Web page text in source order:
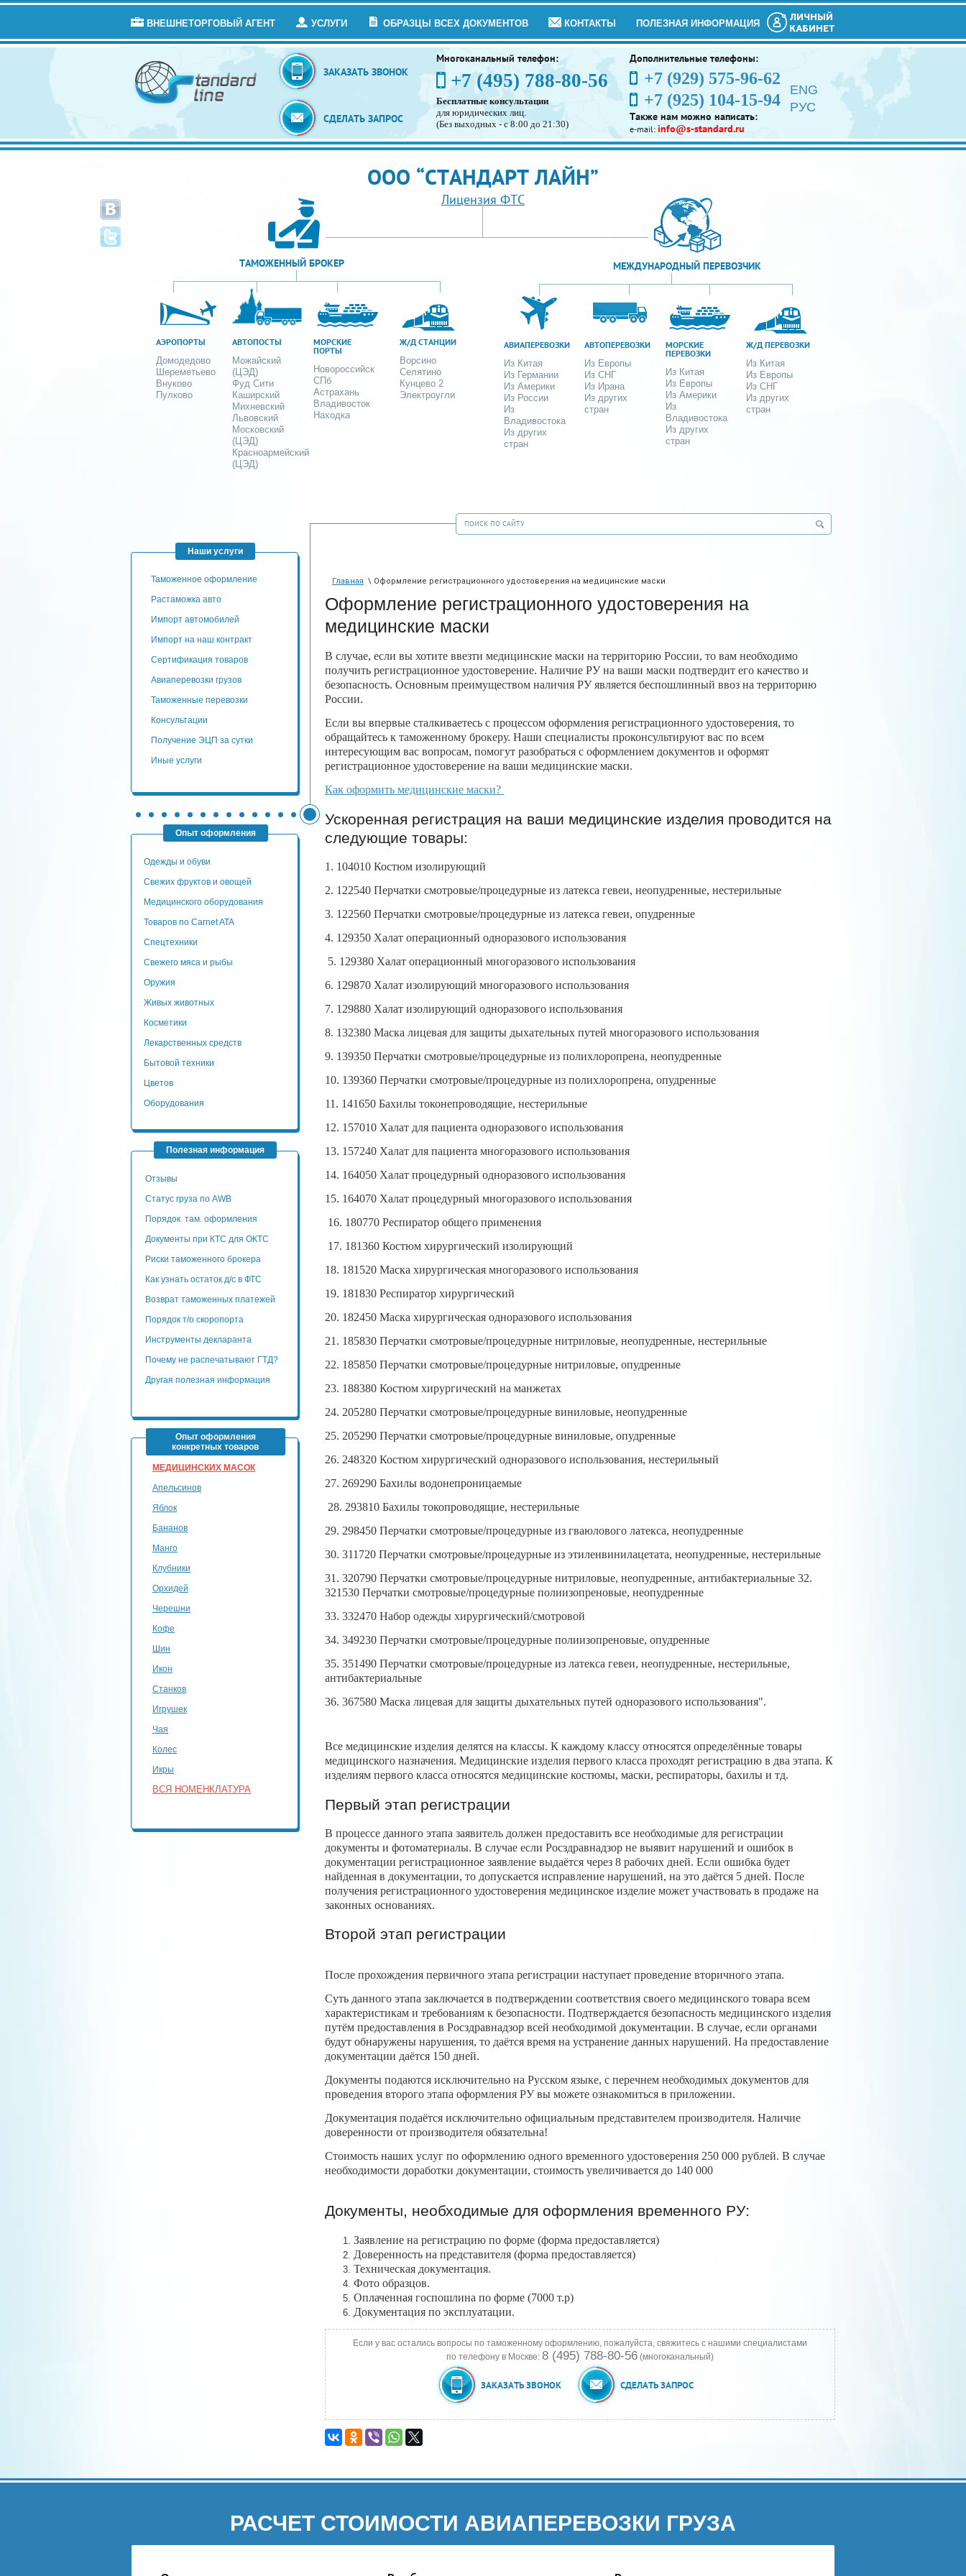
ВНЕШНЕТОРГОВЫЙ АГЕНТ УСЛУГИ ОБРАЗЦЫ ВСЕХ ДОКУМЕНТОВ КОНТАКТЫ ПОЛЕЗНАЯ ИНФОРМАЦИЯ
ЛИЧНЫЙ
КАБИНЕТ
ЗАКАЗАТЬ ЗВОНОК
СДЕЛАТЬ ЗАПРОС
Многоканальный телефон:
+7 (495) 788-80-56
Бесплатные консультации
для юридических лиц.
(Без выходных - с 8:00 до 21:30)
Дополнительные телефоны:
+7 (929) 575-96-62
+7 (925) 104-15-94
Также нам можно написать:
e-mail: info@s-standard.ru
ENG
РУС
ООО “СТАНДАРТ ЛАЙН”
Лицензия ФТС
ТАМОЖЕННЫЙ БРОКЕР
АЭРОПОРТЫ
Домодедово
Шереметьево
Внуково
Пулково
АВТОПОСТЫ
Можайский
(ЦЭД)
Фуд Сити
Каширский
Михневский
Львовский
Московский
(ЦЭД)
Красноармейский
(ЦЭД)
МОРСКИЕ
ПОРТЫ
Новороссийск
СПб
Астрахань
Владивосток
Находка
Ж/Д СТАНЦИИ
Ворсино
Селятино
Кунцево 2
Электроугли
МЕЖДУНАРОДНЫЙ ПЕРЕВОЗЧИК
АВИАПЕРЕВОЗКИ
Из Китая
Из Германии
Из Америки
Из России
Из
Владивостока
Из других
стран
АВТОПЕРЕВОЗКИ
Из Европы
Из СНГ
Из Ирана
Из других
стран
МОРСКИЕ
ПЕРЕВОЗКИ
Из Китая
Из Европы
Из Америки
Из
Владивостока
Из других
стран
Ж/Д ПЕРЕВОЗКИ
Из Китая
Из Европы
Из СНГ
Из других
стран
Наши услуги
таможенное оформление
Растаможка авто
Импорт автомобилей
импорт на наш контракт
сертификация товаров
авиаперевозки грузов
таможенные перевозки
консультации
Получение ЭЦП за сутки
Иные услуги
Опыт оформления
Одежды и обуви
Свежих фруктов и овощей
Медицинского оборудования
Товаров по Carnet ATA
Спецтехники
Свежего мяса и рыбы
Оружия
Живых животных
Косметики
Лекарственных средств
Бытовой техники
Цветов
Оборудования
Полезная информация
Отзывы
Статус груза по AWB
Порядок там. оформления
Документы при КТС для ОКТС
Риски таможенного брокера
Как узнать остаток д/с в ФТС
Возврат таможенных платежей
Порядок т/о скоропорта
Инструменты декларанта
Почему не распечатывают ГТД?
Другая полезная информация
Опыт оформления
конкретных товаров
МЕДИЦИНСКИХ МАСОК
Апельсинов
Яблок
Бананов
Манго
Клубники
Орхидей
Черешни
Кофе
Шин
Икон
Станков
Игрушек
Чая
Колес
Икры
ВСЯ НОМЕНКЛАТУРА
Главная \ Оформление регистрационного удостоверения на медицинские маски
Оформление регистрационного удостоверения на
медицинские маски
В случае, если вы хотите ввезти медицинские маски на территорию России, то вам необходимо
получить регистрационное удостоверение. Наличие РУ на ваши маски подтвердит его качество и
безопасность. Основным преимуществом наличия РУ является беспошлинный ввоз на территорию
России.
Если вы впервые сталкиваетесь с процессом оформления регистрационного удостоверения, то
обращайтесь к таможенному брокеру. Наши специалисты проконсультируют вас по всем
интересующим вас вопросам, помогут разобраться с оформлением документов и оформят
регистрационное удостоверение на ваши медицинские маски.
Как оформить медицинские маски?
Ускоренная регистрация на ваши медицинские изделия проводится на
следующие товары:
1. 104010 Костюм изолирующий
2. 122540 Перчатки смотровые/процедурные из латекса гевеи, неопудренные, нестерильные
3. 122560 Перчатки смотровые/процедурные из латекса гевеи, опудренные
4. 129350 Халат операционный одноразового использования
5. 129380 Халат операционный многоразового использования
6. 129870 Халат изолирующий многоразового использования
7. 129880 Халат изолирующий одноразового использования
8. 132380 Маска лицевая для защиты дыхательных путей многоразового использования
9. 139350 Перчатки смотровые/процедурные из полихлоропрена, неопудренные
10. 139360 Перчатки смотровые/процедурные из полихлоропрена, опудренные
11. 141650 Бахилы токонепроводящие, нестерильные
12. 157010 Халат для пациента одноразового использования
13. 157240 Халат для пациента многоразового использования
14. 164050 Халат процедурный одноразового использования
15. 164070 Халат процедурный многоразового использования
16. 180770 Респиратор общего применения
17. 181360 Костюм хирургический изолирующий
18. 181520 Маска хирургическая многоразового использования
19. 181830 Респиратор хирургический
20. 182450 Маска хирургическая одноразового использования
21. 185830 Перчатки смотровые/процедурные нитриловые, неопудренные, нестерильные
22. 185850 Перчатки смотровые/процедурные нитриловые, опудренные
23. 188380 Костюм хирургический на манжетах
24. 205280 Перчатки смотровые/процедурные виниловые, неопудренные
25. 205290 Перчатки смотровые/процедурные виниловые, опудренные
26. 248320 Костюм хирургический одноразового использования, нестерильный
27. 269290 Бахилы водонепроницаемые
28. 293810 Бахилы токопроводящие, нестерильные
29. 298450 Перчатки смотровые/процедурные из гваюлового латекса, неопудренные
30. 311720 Перчатки смотровые/процедурные из этиленвинилацетата, неопудренные, нестерильные
31. 320790 Перчатки смотровые/процедурные нитриловые, неопудренные, антибактериальные 32.
321530 Перчатки смотровые/процедурные полиизопреновые, неопудренные
33. 332470 Набор одежды хирургический/смотровой
34. 349230 Перчатки смотровые/процедурные полиизопреновые, опудренные
35. 351490 Перчатки смотровые/процедурные из латекса гевеи, неопудренные, нестерильные,
антибактериальные
36. 367580 Маска лицевая для защиты дыхательных путей одноразового использования".
Все медицинские изделия делятся на классы. К каждому классу относятся определённые товары
медицинского назначения. Медицинские изделия первого класса проходят регистрацию в два этапа. К
изделиям первого класса относятся медицинские костюмы, маски, респираторы, бахилы и тд.
Первый этап регистрации
В процессе данного этапа заявитель должен предоставить все необходимые для регистрации
документы и фотоматериалы. В случае если Росздравнадзор не выявит нарушений и ошибок в
документации регистрационное заявление выдаётся через 8 рабочих дней. Если ошибка будет
найденная в документации, то допускается исправление нарушений, на это даётся 5 дней. После
получения регистрационного удостоверения медицинское изделие может участвовать в продаже на
законных основаниях.
Второй этап регистрации
После прохождения первичного этапа регистрации наступает проведение вторичного этапа.
Суть данного этапа заключается в подтверждении соответствия своего медицинского товара всем
характеристикам и требованиям к безопасности. Подтверждается безопасность медицинского изделия
путём предоставления в Росздравнадзор всей необходимой документации. В случае, если органами
будут обнаружены нарушения, то даётся время на устранение данных нарушений. На предоставление
документации даётся 150 дней.
Документы подаются исключительно на Русском языке, с перечнем необходимых документов для
проведения второго этапа оформления РУ вы можете ознакомиться в приложении.
Документация подаётся исключительно официальным представителем производителя. Наличие
доверенности от производителя обязательна!
Стоимость наших услуг по оформлению одного временного удостоверения 250 000 рублей. В случае
необходимости доработки документации, стоимость увеличивается до 140 000
Документы, необходимые для оформления временного РУ:
Заявление на регистрацию по форме (форма предоставляется)
Доверенность на представителя (форма предоставляется)
Техническая документация.
Фото образцов.
Оплаченная госпошлина по форме (7000 т.р)
Документация по эксплуатации.
Если у вас остались вопросы по таможенному оформлению, пожалуйста, свяжитесь с нашими специалистами
по телефону в Москве: 8 (495) 788-80-56 (многоканальный)
ЗАКАЗАТЬ ЗВОНОК СДЕЛАТЬ ЗАПРОС
РАСЧЕТ СТОИМОСТИ АВИАПЕРЕВОЗКИ ГРУЗА